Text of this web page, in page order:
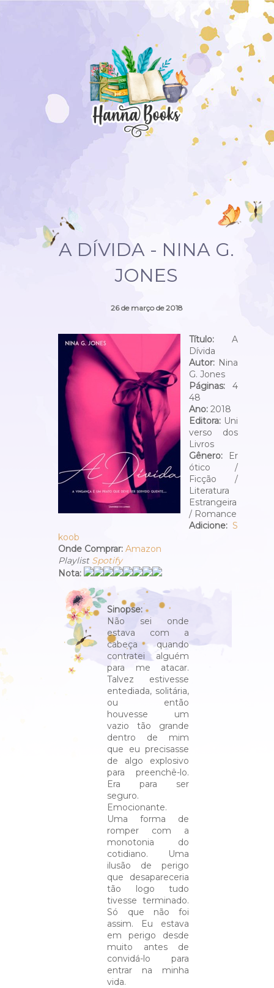
A DÍVIDA - NINA G.
JONES
26 de março de 2018
Título: A
Dívida
Autor: Nina
G. Jones
Páginas: 4
48
Ano: 2018
Editora: Uni
verso dos
Livros
Gênero: Er
ótico /
Ficção /
Literatura
Estrangeira
/ Romance
Adicione: S
koob
Onde Comprar: Amazon
Playlist Spotify
Nota:
Sinopse:
Não sei onde
estava com a
cabeça quando
contratei alguém
para me atacar.
Talvez estivesse
entediada, solitária,
ou então
houvesse um
vazio tão grande
dentro de mim
que eu precisasse
de algo explosivo
para preenchê-lo.
Era para ser
seguro.
Emocionante.
Uma forma de
romper com a
monotonia do
cotidiano. Uma
ilusão de perigo
que desapareceria
tão logo tudo
tivesse terminado.
Só que não foi
assim. Eu estava
em perigo desde
muito antes de
convidá-lo para
entrar na minha
vida.